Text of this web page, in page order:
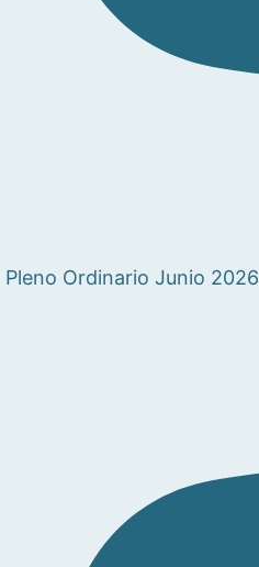
Pleno Ordinario Junio 2026